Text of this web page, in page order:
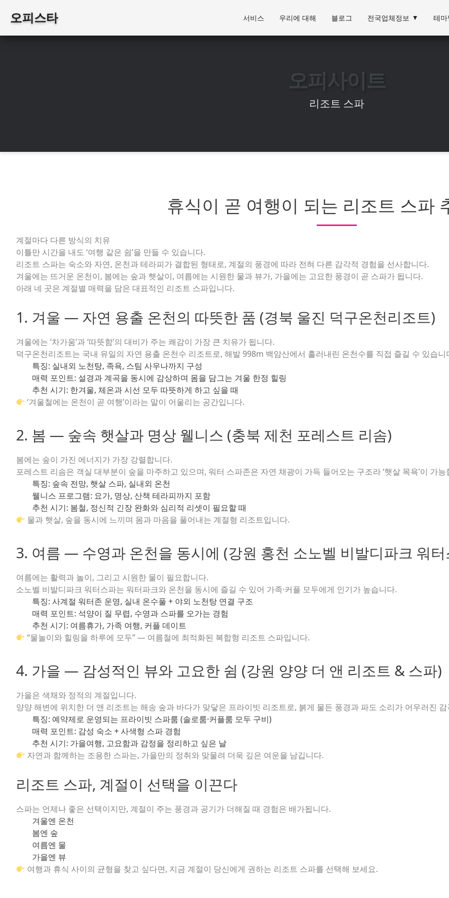
오피스타 서비스 우리에 대해 블로그 전국업체정보 ▼ 테
오피사이트
리조트 스파
휴식이 곧 여행이 되는 리조트 스파
계절마다 다른 방식의 치유
이틀만 시간을 내도 ‘여행 같은 쉼’을 만들 수 있습니다.
리조트 스파는 숙소와 자연, 온천과 테라피가 결합된 형태로, 계절의 풍경에 따라 전혀 다른 감각적 경험을 선사합니다.
겨울에는 뜨거운 온천이, 봄에는 숲과 햇살이, 여름에는 시원한 물과 뷰가, 가을에는 고요한 풍경이 곧 스파가 됩니다.
아래 네 곳은 계절별 매력을 담은 대표적인 리조트 스파입니다.
1. 겨울 — 자연 용출 온천의 따뜻한 품 (경북 울진 덕구온천리조트)
겨울에는 ‘차가움’과 ‘따뜻함’의 대비가 주는 쾌감이 가장 큰 치유가 됩니다.
덕구온천리조트는 국내 유일의 자연 용출 온천수 리조트로, 해발 998m 백암산에서 흘러내린 온천수를 직접 즐길 수 있습니
특징: 실내외 노천탕, 족욕, 스팀 사우나까지 구성
매력 포인트: 설경과 계곡을 동시에 감상하며 몸을 담그는 겨울 한정 힐링
추천 시기: 한겨울, 체온과 시선 모두 따뜻하게 하고 싶을 때
‘겨울철에는 온천이 곧 여행’이라는 말이 어울리는 공간입니다.
2. 봄 — 숲속 햇살과 명상 웰니스 (충북 제천 포레스트 리솜)
봄에는 숲이 가진 에너지가 가장 강렬합니다.
포레스트 리솜은 객실 대부분이 숲을 마주하고 있으며, 워터 스파존은 자연 채광이 가득 들어오는 구조라 ‘햇살 목욕’이 가능
특징: 숲속 전망, 햇살 스파, 실내외 온천
웰니스 프로그램: 요가, 명상, 산책 테라피까지 포함
추천 시기: 봄철, 정신적 긴장 완화와 심리적 리셋이 필요할 때
물과 햇살, 숲을 동시에 느끼며 몸과 마음을 풀어내는 계절형 리조트입니다.
3. 여름 — 수영과 온천을 동시에 (강원 홍천 소노벨 비발디파크 워
여름에는 활력과 놀이, 그리고 시원한 물이 필요합니다.
소노벨 비발디파크 워터스파는 워터파크와 온천을 동시에 즐길 수 있어 가족·커플 모두에게 인기가 높습니다.
특징: 사계절 워터존 운영, 실내 온수풀 + 야외 노천탕 연결 구조
매력 포인트: 석양이 질 무렵, 수영과 스파를 오가는 경험
추천 시기: 여름휴가, 가족 여행, 커플 데이트
“물놀이와 힐링을 하루에 모두” — 여름철에 최적화된 복합형 리조트 스파입니다.
4. 가을 — 감성적인 뷰와 고요한 쉼 (강원 양양 더 앤 리조트 & 스파)
가을은 색채와 정적의 계절입니다.
양양 해변에 위치한 더 앤 리조트는 해송 숲과 바다가 맞닿은 프라이빗 리조트로, 붉게 물든 풍경과 파도 소리가 어우러진
특징: 예약제로 운영되는 프라이빗 스파룸 (솔로룸·커플룸 모두 구비)
매력 포인트: 감성 숙소 + 사색형 스파 경험
추천 시기: 가을여행, 고요함과 감정을 정리하고 싶은 날
자연과 함께하는 조용한 스파는, 가을만의 정취와 맞물려 더욱 깊은 여운을 남깁니다.
리조트 스파, 계절이 선택을 이끈다
스파는 언제나 좋은 선택이지만, 계절이 주는 풍경과 공기가 더해질 때 경험은 배가됩니다.
겨울엔 온천
봄엔 숲
여름엔 물
가을엔 뷰
여행과 휴식 사이의 균형을 찾고 싶다면, 지금 계절이 당신에게 권하는 리조트 스파를 선택해 보세요.